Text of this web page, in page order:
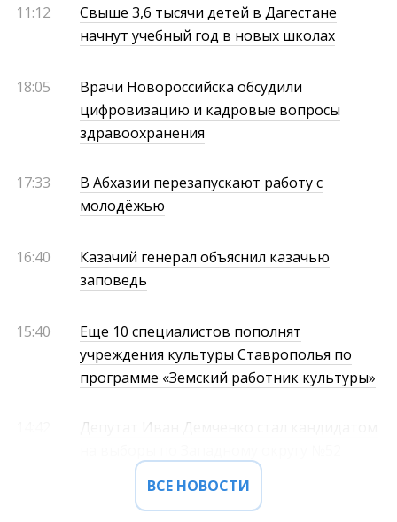
11:12
Свыше 3,6 тысячи детей в Дагестане
начнут учебный год в новых школах
18:05
Врачи Новороссийска обсудили
цифровизацию и кадровые вопросы
здравоохранения
17:33
В Абхазии перезапускают работу с
молодёжью
16:40
Казачий генерал объяснил казачью
заповедь
15:40
Еще 10 специалистов пополнят
учреждения культуры Ставрополья по
программе «Земский работник культуры»
Депутат Иван Демченко стал кандидатом
ВСЕ НОВОСТИ